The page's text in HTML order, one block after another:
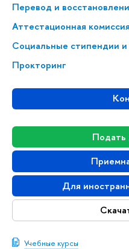
Перевод и
Аттестационная
Социальные стипендии
Прокторинг
Подать
Для
Учебные курсы